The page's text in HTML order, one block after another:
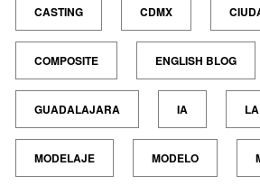
CASTING CDMX
COMPOSITE ENGLISH BLOG
GUADALAJARA IA
MODELAJE MODELO